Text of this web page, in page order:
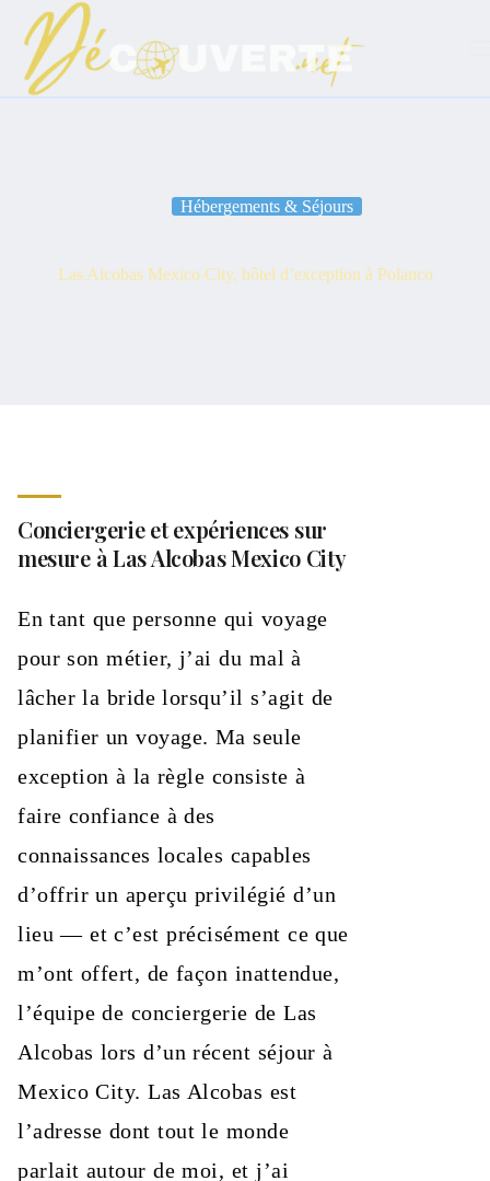
contenu
Hébergements & Séjours
Las Alcobas Mexico City, hôtel d’exception à Polanco
Conciergerie et expériences sur
mesure à Las Alcobas Mexico City
En tant que personne qui voyage
pour son métier, j’ai du mal à
lâcher la bride lorsqu’il s’agit de
planifier un voyage. Ma seule
exception à la règle consiste à
faire confiance à des
connaissances locales capables
d’offrir un aperçu privilégié d’un
lieu — et c’est précisément ce que
m’ont offert, de façon inattendue,
l’équipe de conciergerie de Las
Alcobas lors d’un récent séjour à
Mexico City. Las Alcobas est
l’adresse dont tout le monde
parlait autour de moi, et j’ai